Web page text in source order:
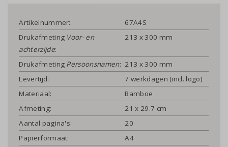
Artikelnummer:
67A4S
Drukafmeting Voor- en
achterzijde:
213 x 300 mm
Drukafmeting Persoonsnamen: 213 x 300 mm
Levertijd:
7 werkdagen (incl. logo)
Materiaal:
Bamboe
Afmeting:
21 x 29.7 cm
Aantal pagina's:
20
Papierformaat:
A4